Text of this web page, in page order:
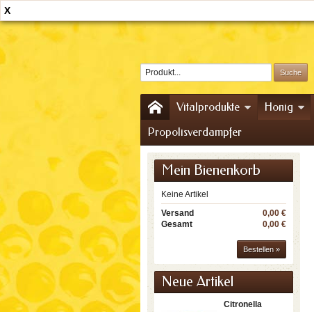
X
Vitalprodukte Honig
Propolisverdampfer
Mein Bienenkorb
Keine Artikel
0,00 €
Versand
0,00 €
Gesamt
Bestellen »
Neue Artikel
Citronella